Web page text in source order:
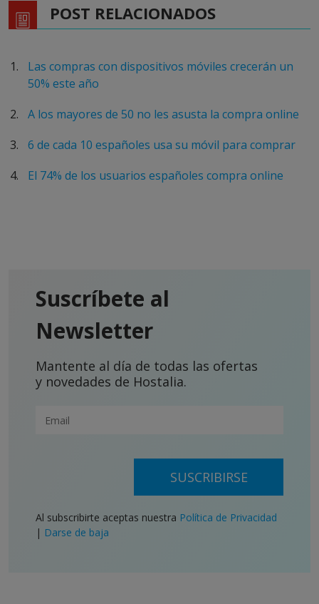
POST RELACIONADOS
Las compras con dispositivos móviles crecerán un
50% este año
A los mayores de 50 no les asusta la compra online
6 de cada 10 españoles usa su móvil para comprar
El 74% de los usuarios españoles compra online
Suscríbete al
Newsletter
Mantente al día de todas las ofertas
y novedades de Hostalia.
SUSCRIBIRSE
Al subscribirte aceptas nuestra Política de Privacidad
| Darse de baja